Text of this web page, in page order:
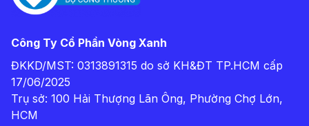
Công Ty Cổ Phần Vòng Xanh
ĐKKD/MST: 0313891315 do sở KH&ĐT TP.HCM cấp
17/06/2025
Trụ sở: 100 Hải Thượng Lãn Ông, Phường Chợ Lớn,
HCM